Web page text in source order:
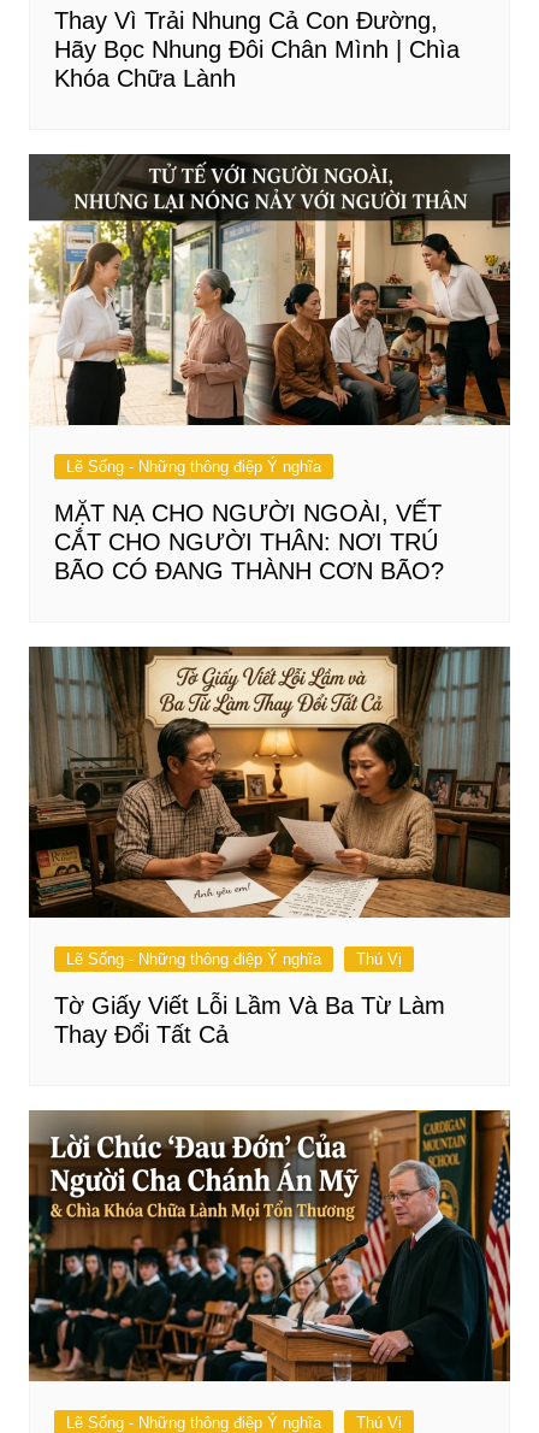
Thay Vì Trải Nhung Cả Con Đường,
Hãy Bọc Nhung Đôi Chân Mình | Chìa
Khóa Chữa Lành
Lẽ Sống - Những thông điệp Ý nghĩa
MẶT NẠ CHO NGƯỜI NGOÀI, VẾT
CẮT CHO NGƯỜI THÂN: NƠI TRÚ
BÃO CÓ ĐANG THÀNH CƠN BÃO?
Lẽ Sống - Những thông điệp Ý nghĩa Thú Vị
Tờ Giấy Viết Lỗi Lầm Và Ba Từ Làm
Thay Đổi Tất Cả
Lẽ Sống - Những thông điệp Ý nghĩa
Thú Vị